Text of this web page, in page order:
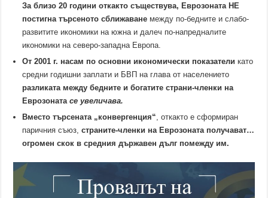
За близо 20 години откакто съществува, Еврозоната НЕ
постигна търсеното сближаване между по-бедните и слабо-
развитите икономики на южна и далеч по-напредналите
икономики на северо-западна Европа.
От 2001 г. насам по основни икономически показатели като
средни годишни заплати и БВП на глава от населението
разликата между бедните и богатите страни-членки на
Еврозонатасе увеличава.
Вместо търсената „конвергенция“ , откакто е сформиран
паричния съюз, страните-членки на Еврозоната получават…
огромен скок в средния държавен дълг помежду им.